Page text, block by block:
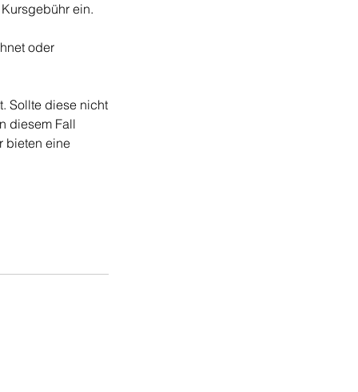
ein.
oder
Sollte diese nicht
diesem Fall
bieten eine